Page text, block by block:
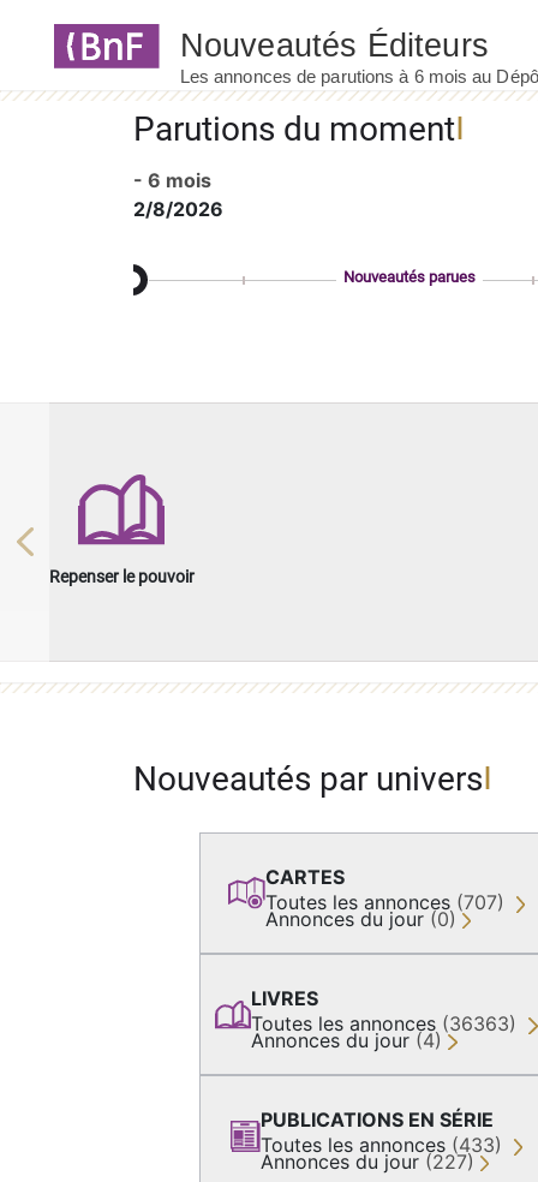
Parutions du moment
- 6 mois
2/8/2026
Nouveautés parues
Repenser le pouvoir
Previous
Nouveautés par univers
CARTES
Toutes les annonces (707)
Annonces du jour (0)
LIVRES
Toutes les annonces (36363)
Annonces du jour (4)
PUBLICATIONS EN SÉRIE
Toutes les annonces (433)
Annonces du jour (227)